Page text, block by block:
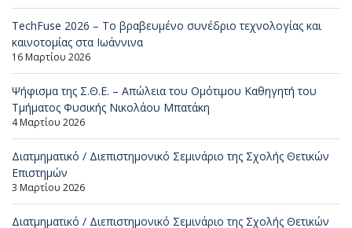
TechFuse 2026 – Το βραβευμένο συνέδριο τεχνολογίας και
καινοτομίας στα Ιωάννινα
16 Μαρτίου 2026
Ψήφισμα της Σ.Θ.Ε. – Απώλεια του Ομότιμου Καθηγητή του
Τμήματος Φυσικής Νικολάου Μπατάκη
4 Μαρτίου 2026
Διατμηματικό / Διεπιστημονικό Σεμινάριο της Σχολής Θετικών
Επιστημών
3 Μαρτίου 2026
Διατμηματικό / Διεπιστημονικό Σεμινάριο της Σχολής Θετικών